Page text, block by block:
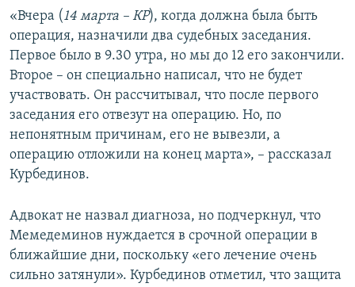
«Вчера (14 марта – КР), когда должна была быть
операция, назначили два судебных заседания.
Первое было в 9.30 утра, но мы до 12 его закончили.
Второе – он специально написал, что не будет
участвовать. Он рассчитывал, что после первого
заседания его отвезут на операцию. Но, по
непонятным причинам, его не вывезли, а
операцию отложили на конец марта», – рассказал
Курбединов.
Адвокат не назвал диагноза, но подчеркнул, что
Мемедеминов нуждается в срочной операции в
ближайшие дни, поскольку «его лечение очень
сильно затянули». Курбединов отметил, что защита